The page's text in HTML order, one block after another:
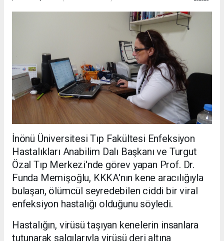
İnönü Üniversitesi Tıp Fakültesi Enfeksiyon
Hastalıkları Anabilim Dalı Başkanı ve Turgut
Özal Tıp Merkezi'nde görev yapan Prof. Dr.
Funda Memişoğlu, KKKA'nın kene aracılığıyla
bulaşan, ölümcül seyredebilen ciddi bir viral
enfeksiyon hastalığı olduğunu söyledi.
Hastalığın, virüsü taşıyan kenelerin insanlara
tutunarak salgılarıyla virüsü deri altına